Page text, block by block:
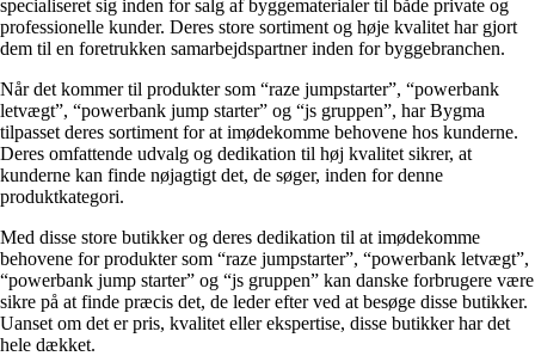
specialiseret sig inden for salg af byggematerialer til både private og
professionelle kunder. Deres store sortiment og høje kvalitet har gjort
dem til en foretrukken samarbejdspartner inden for byggebranchen.
Når det kommer til produkter som “raze jumpstarter”, “powerbank
letvægt”, “powerbank jump starter” og “js gruppen”, har Bygma
tilpasset deres sortiment for at imødekomme behovene hos kunderne.
Deres omfattende udvalg og dedikation til høj kvalitet sikrer, at
kunderne kan finde nøjagtigt det, de søger, inden for denne
produktkategori.
Med disse store butikker og deres dedikation til at imødekomme
behovene for produkter som “raze jumpstarter”, “powerbank letvægt”,
“powerbank jump starter” og “js gruppen” kan danske forbrugere være
sikre på at finde præcis det, de leder efter ved at besøge disse butikker.
Uanset om det er pris, kvalitet eller ekspertise, disse butikker har det
hele dækket.